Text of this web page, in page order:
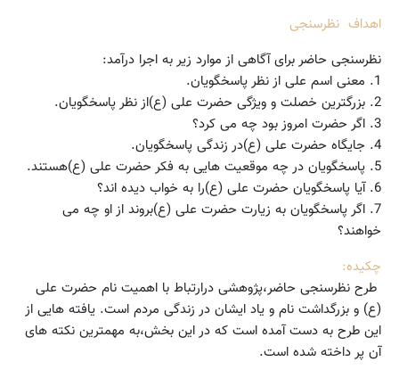
اهداف نظرسنجی
نظرسنجی حاضر برای آگاهی از موارد زیر به اجرا درآمد:
1. معنی اسم علی از نظر پاسخگویان.
2. بزرگترین خصلت و ویژگی حضرت علی (ع)از نظر پاسخگویان.
3. اگر حضرت امروز بود چه می کرد؟
4. جایگاه حضرت علی (ع)در زندگی پاسخگویان.
5. پاسخگویان در چه موقعیت هایی به فکر حضرت علی (ع)هستند.
6. آیا پاسخگویان حضرت علی (ع)را به خواب دیده اند؟
7. اگر پاسخگویان به زیارت حضرت علی (ع)بروند از او چه می
خواهند؟
چکیده:
طرح نظرسنجی حاضر،‌پژوهشی درارتباط با اهمیت نام حضرت علی
(ع) و بزرگداشت نام و یاد ایشان در زندگی مردم است. یافته هایی از
این طرح به دست آمده است که در این بخش،‌به مهمترین نکته های
آن پر داخته شده است.